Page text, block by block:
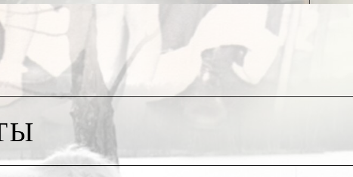
у ворот. Украина истерично дёргает за фалды, с криками «дай
и развелись, как дешёвое повидло. Ударили лицом в грязь
у вконец измордованного враньём и налогами евро-
европейца. Мы не дадим американской «зраде» порешить
– «русалки оставляют свои хвосты и вливаются в
украинских фронтов, мы требуем отцеживать только самое